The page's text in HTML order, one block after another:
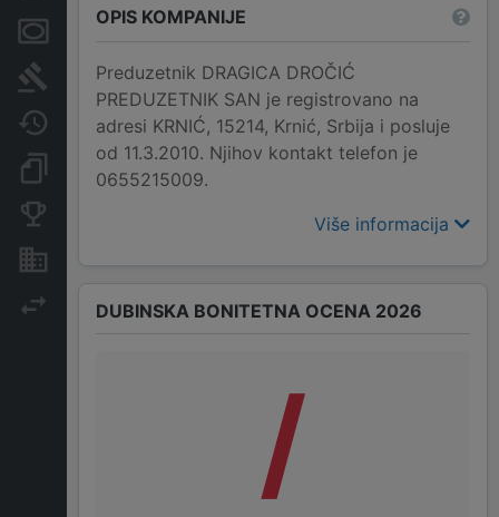
Sudski sporovi
Javne nabavke
Nekretnine i imovina
Izvoz
OPIS KOMPANIJE
Preduzetnik DRAGICA DROČIĆ
PREDUZETNIK SAN je registrovano na
adresi KRNIĆ, 15214, Krnić, Srbija i posluje
od 11.3.2010. Njihov kontakt telefon je
0655215009.
Više informacija
DUBINSKA BONITETNA OCENA 2026
/